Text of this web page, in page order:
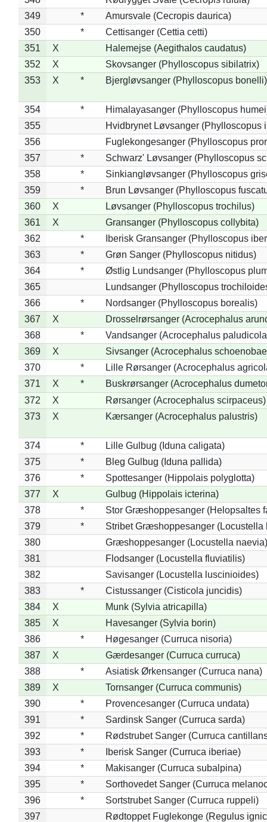
349
*
Amursvale (Cecropis daurica)
350
*
Cettisanger (Cettia cetti)
351
X
Halemejse (Aegithalos caudatus)
352
X
Skovsanger (Phylloscopus sibilatrix)
353
X * Bjergløvsanger (Phylloscopus bonelli)
354 *
Himalayasanger (Phylloscopus
355
Hvidbrynet Løvsanger (Phylloscopus
356
Fuglekongesanger (Phylloscopus
357
*
Schwarz' Løvsanger (Phylloscopus
358
*
Sinkiangløvsanger (Phylloscopus
359
*
Brun Løvsanger (Phylloscopus
360
X
Løvsanger (Phylloscopus trochilus)
361
X
Gransanger (Phylloscopus collybita)
362
*
Iberisk Gransanger (Phylloscopus
363
*
Grøn Sanger (Phylloscopus nitidus)
364
*
Østlig Lundsanger (Phylloscopus
365
Lundsanger (Phylloscopus
366
*
Nordsanger (Phylloscopus borealis)
367
X
Drosselrørsanger (Acrocephalus
368
*
Vandsanger (Acrocephalus
369
X
Sivsanger (Acrocephalus
370
*
Lille Rørsanger (Acrocephalus
371
X *
Buskrørsanger (Acrocephalus
372
X
Rørsanger (Acrocephalus scirpaceus)
373
X Kærsanger (Acrocephalus palustris)
374 *
Lille Gulbug (Iduna caligata)
375
*
Bleg Gulbug (Iduna pallida)
376
*
Spottesanger (Hippolais polyglotta)
377
X
Gulbug (Hippolais icterina)
378
*
Stor Græshoppesanger (Helopsaltes
379
*
Stribet Græshoppesanger (Locustella
380
Græshoppesanger (Locustella naevia)
381
Flodsanger (Locustella fluviatilis)
382
Savisanger (Locustella luscinioides)
383
*
Cistussanger (Cisticola juncidis)
384
X
Munk (Sylvia atricapilla)
385
X
Havesanger (Sylvia borin)
386
*
Høgesanger (Curruca nisoria)
387
X
Gærdesanger (Curruca curruca)
388
*
Asiatisk Ørkensanger (Curruca nana)
389
X
Tornsanger (Curruca communis)
390
*
Provencesanger (Curruca undata)
391
*
Sardinsk Sanger (Curruca sarda)
392
*
Rødstrubet Sanger (Curruca
393
*
Iberisk Sanger (Curruca iberiae)
394
*
Makisanger (Curruca subalpina)
395
*
Sorthovedet Sanger (Curruca
396
*
Sortstrubet Sanger (Curruca ruppeli)
397
Rødtoppet Fuglekonge (Regulus